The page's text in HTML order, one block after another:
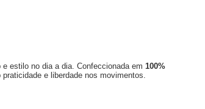
estilo no dia a dia. Confeccionada em 100%
e liberdade nos movimentos.